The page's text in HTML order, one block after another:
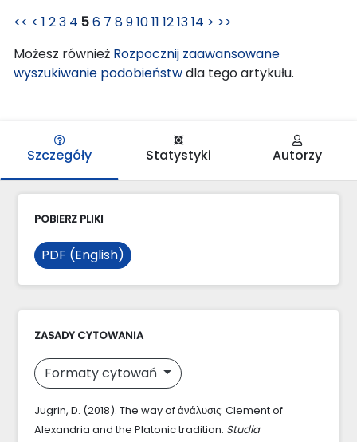
<< < 1 23 4 56 7 891011 121314 > >>
Możesz również Rozpocznij zaawansowane
wyszukiwanie podobieństwdla tego artykułu.
Szczegóły Statystyki Autorzy
POBIERZ PLIKI
PDF (English)
ZASADY CYTOWANIA
Formaty cytowań
Jugrin, D. (2018). The way of ἀνάλυσις: Clement of
Alexandria and the Platonic tradition. Studia